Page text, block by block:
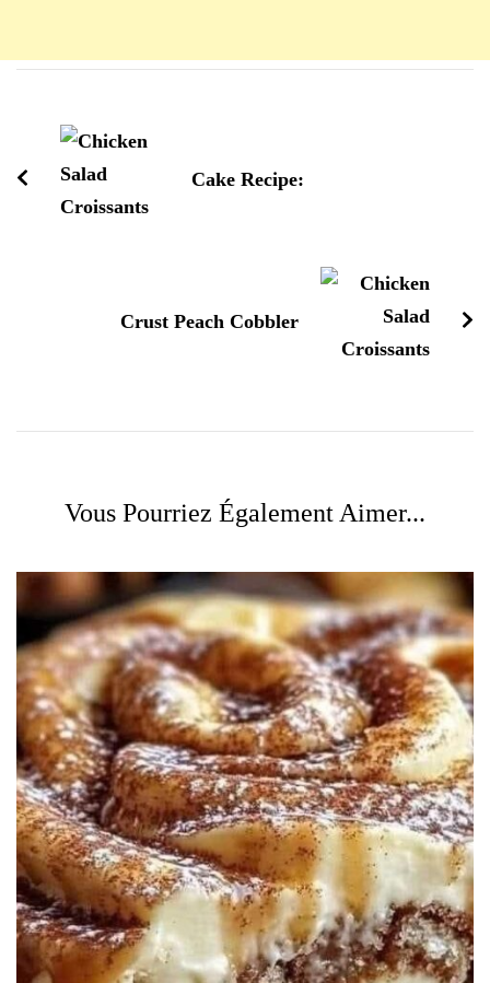
d'article
Cake Recipe:
Crust Peach Cobbler
Vous Pourriez Également Aimer...